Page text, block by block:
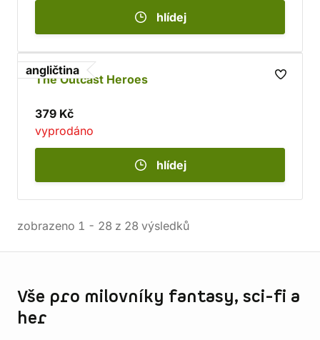
hlídej
angličtina
The Outcast Heroes
379 Kč
vyprodáno
hlídej
zobrazeno 1 - 28 z 28 výsledků
Vše pro milovníky fantasy, sci-fi a
her